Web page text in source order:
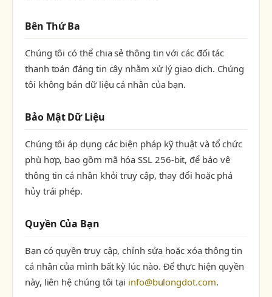
Bên Thứ Ba
Chúng tôi có thể chia sẻ thông tin với các đối tác
thanh toán đáng tin cậy nhằm xử lý giao dịch. Chúng
tôi không bán dữ liệu cá nhân của bạn.
Bảo Mật Dữ Liệu
Chúng tôi áp dụng các biện pháp kỹ thuật và tổ chức
phù hợp, bao gồm mã hóa SSL 256-bit, để bảo vệ
thông tin cá nhân khỏi truy cập, thay đổi hoặc phá
hủy trái phép.
Quyền Của Bạn
Bạn có quyền truy cập, chỉnh sửa hoặc xóa thông tin
cá nhân của mình bất kỳ lúc nào. Để thực hiện quyền
này, liên hệ chúng tôi tại info@bulongdot.com.